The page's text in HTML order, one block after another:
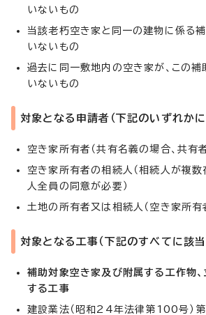
いないもの
当該老朽空き家と同一の建物に係る
いないもの
過去に同一敷地内の空き家が、この
いないもの
対象となる申請者（下記のいずれかに
空き家所有者（共有名義の場合、共有
空き家所有者の相続人（相続人が複数
人全員の同意が必要）
土地の所有者又は相続人（空き家所有
対象となる工事（下記のすべてに該当
補助対象空き家及び附属する工作物
する工事
建設業法（昭和24年法律第100号）